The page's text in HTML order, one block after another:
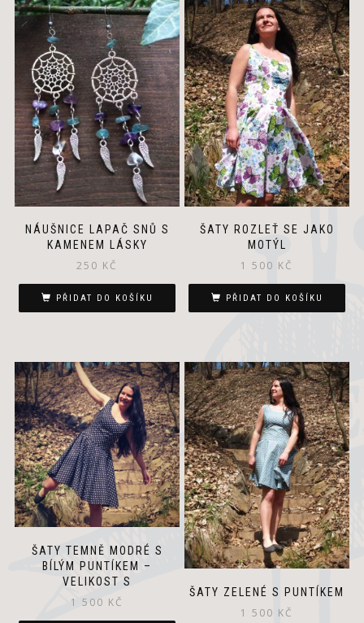
NÁUŠNICE LAPAČ SNŮ S
KAMENEM LÁSKY
250 KČ
PŘIDAT DO KOŠÍKU
ŠATY ROZLEŤ SE JAKO
MOTÝL
1 500 KČ
PŘIDAT DO KOŠÍKU
ŠATY TEMNĚ MODRÉ S
BÍLÝM PUNTÍKEM –
VELIKOST S
1 500 KČ
ŠATY ZELENÉ S PUNTÍKEM
1 500 KČ